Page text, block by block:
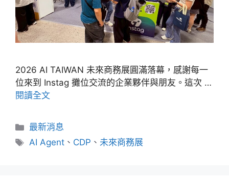
2026 AI TAIWAN 未來商務展圓滿落幕，感謝每一
位來到 Instag 攤位交流的企業夥伴與朋友。這次 …
閱讀全文
分
類
最新消息
標
AI Agent 、 CDP 、未來商務展